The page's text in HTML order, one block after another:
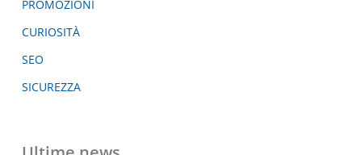
PROMOZIONI
CURIOSITÀ
SEO
SICUREZZA